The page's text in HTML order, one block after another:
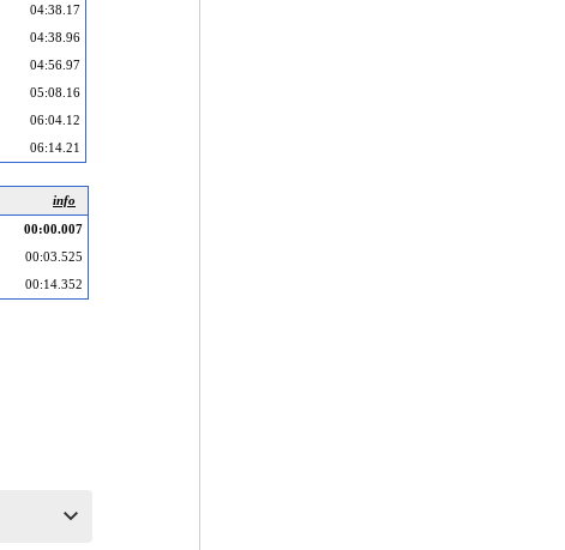
04:38.17
04:38.96
04:56.97
05:08.16
06:04.12
06:14.21
info
00:00.007
00:03.525
00:14.352